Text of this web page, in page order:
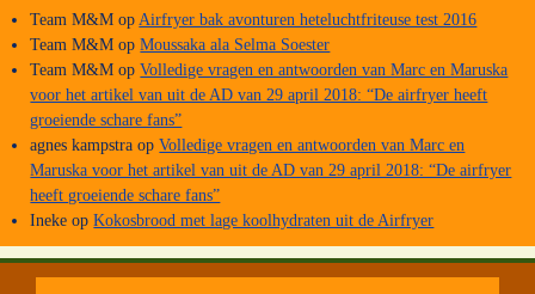
Team M&M op Airfryer bak avonturen heteluchtfriteuse test 2016
Team M&M opMoussaka ala Selma Soester
Team M&M opVolledige vragen en antwoorden van Marc en Maruska
voor het artikel van uit de AD van 29 april 2018: “De airfryer heeft
groeiende schare fans”
agnes kampstra opVolledige vragen en antwoorden van Marc en
Maruska voor het artikel van uit de AD van 29 april 2018: “De airfryer
heeft groeiende schare fans”
Ineke opKokosbrood met lage koolhydraten uit de Airfryer